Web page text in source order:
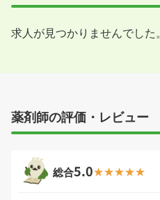
求人が見つかりませんでした。
薬剤師の評価・レビュー
総合5.0